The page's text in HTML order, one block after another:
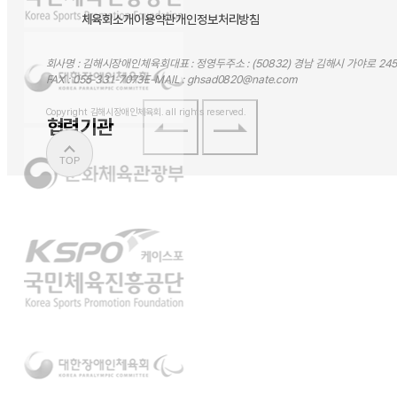
협력기관
체육회소개이용약관개인정보처리방침
회사명 : 김해시장애인체육회대표 : 정영두주소 : (50832) 경남 김해시 가야로 245
FAX :055-331-7073E-MAIL : ghsad0820@nate.com
Copyright 김해시장애인체육회. all rights reserved.
TOP